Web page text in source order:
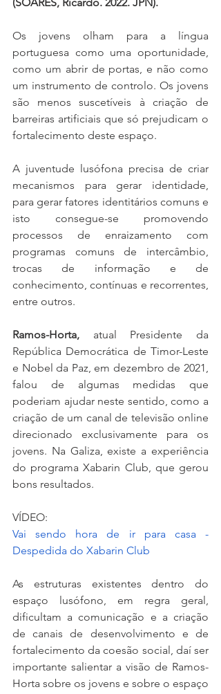
Os jovens olham para a língua
portuguesa como uma oportunidade,
como um abrir de portas, e não como
um instrumento de controlo. Os jovens
são menos suscetíveis à criação de
barreiras artificiais que só prejudicam o
fortalecimento deste espaço.
A juventude lusófona precisa de criar
mecanismos para gerar identidade,
para gerar fatores identitários comuns e
isto consegue-se promovendo
processos de enraizamento com
programas comuns de intercâmbio,
trocas de informação e de
conhecimento, contínuas e recorrentes,
entre outros.
Ramos-Horta, atual Presidente da
República Democrática de Timor-Leste
e Nobel da Paz, em dezembro de 2021,
falou de algumas medidas que
poderiam ajudar neste sentido, como a
criação de um canal de televisão online
direcionado exclusivamente para os
jovens. Na Galiza, existe a experiência
do programa Xabarin Club, que gerou
bons resultados.
VÍDEO:
Vai sendo hora de ir para casa -
Despedida do Xabarin Club
As estruturas existentes dentro do
espaço lusófono, em regra geral,
dificultam a comunicação e a criação
de canais de desenvolvimento e de
fortalecimento da coesão social, daí ser
importante salientar a visão de Ramos-
Horta sobre os jovens e sobre o espaço